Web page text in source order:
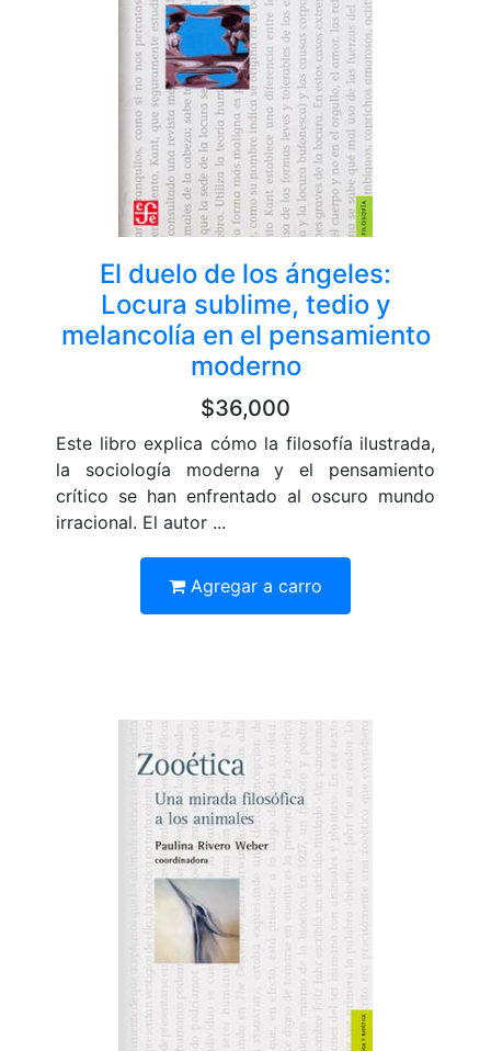
El duelo de los ángeles:
Locura sublime, tedio y
melancolía en el pensamiento
moderno
$36,000
Este libro explica cómo la filosofía ilustrada,
la sociología moderna y el pensamiento
crítico se han enfrentado al oscuro mundo
irracional. El autor ...
Agregar a carro